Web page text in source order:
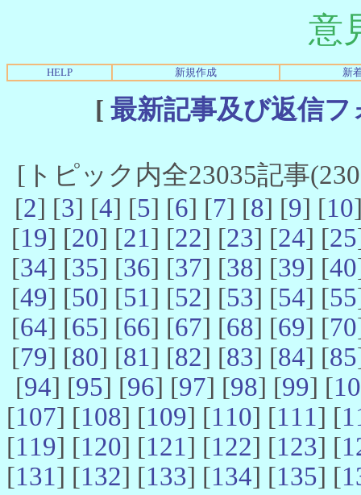
意
HELP 新規作成 新
[ 最新記事及び返信
[トピック内全23035記事
[2] [3] [4] [5] [6] [7] [8] [9] [10
[19] [20] [21] [22] [23] [24] [25
[34] [35] [36] [37] [38] [39] [40
[49] [50] [51] [52] [53] [54] [55
[64] [65] [66] [67] [68] [69] [70
[79] [80] [81] [82] [83] [84] [85
[94] [95] [96] [97] [98] [99] [
[107] [108] [109] [110] [111] [
[119] [120] [121] [122] [123] [
[131] [132] [133] [134] [135] [